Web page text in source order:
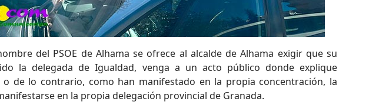
del PSOE de Alhama se ofrece al alcalde de Alhama exigir que su
la delegada de Igualdad, venga a un acto público donde explique
o de lo contrario, como han manifestado en la propia concentración, la
en la propia delegación provincial de Granada.